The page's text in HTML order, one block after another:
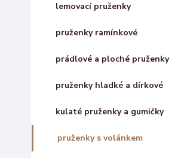
lemovací pruženky
pruženky ramínkové
prádlové a ploché pruženky
pruženky hladké a dírkové
kulaté pruženky a gumičky
pruženky s volánkem